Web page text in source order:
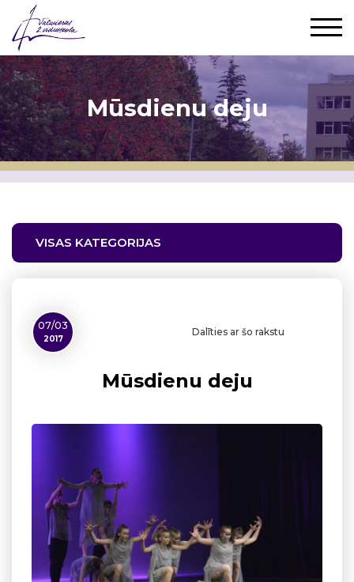
Mūsdienu deju
VISAS KATEGORIJAS
07/03
2017
Dalīties ar šo rakstu
Mūsdienu deju